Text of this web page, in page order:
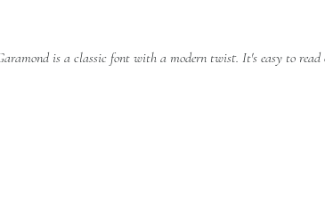
is a classic font with a modern twist. It's easy to read